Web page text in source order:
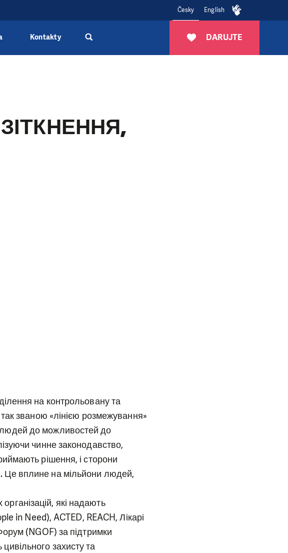
Česky English
DARUJTE
Kontakty
на контрольовану та
званою «лінією розмежування»
до можливостей до
чинне законодавство,
рішення, і сторони
Це вплине на мільйони людей,
які надають
in Need), ACTED, REACH, Лікарі
(NGOF) за підтримки
захисту та